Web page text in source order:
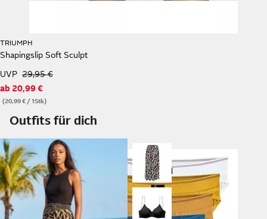
TRIUMPH
Shapingslip Soft Sculpt
UVP 29,95 €
ab 20,99 €
(20,99 € / 1Stk)
Outfits für dich